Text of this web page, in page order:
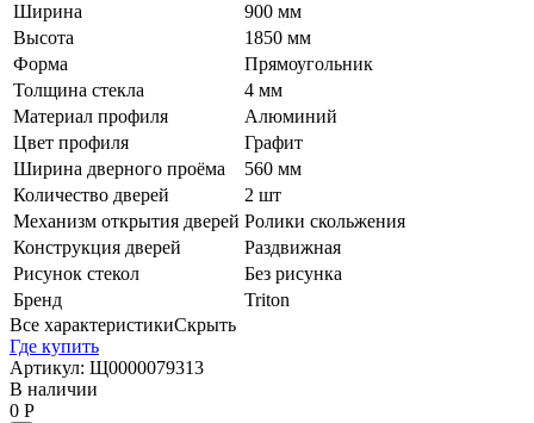
Ширина
900 мм
Высота
1850 мм
Форма
Прямоугольник
Толщина стекла
4 мм
Материал профиля
Алюминий
Цвет профиля
Графит
Ширина дверного проёма
560 мм
Количество дверей
2 шт
Механизм открытия дверей Ролики скольжения
Конструкция дверей
Раздвижная
Рисунок стекол
Без рисунка
Бренд
Triton
Все характеристикиСкрыть
Где купить
Артикул: Щ0000079313
В наличии
0 Р